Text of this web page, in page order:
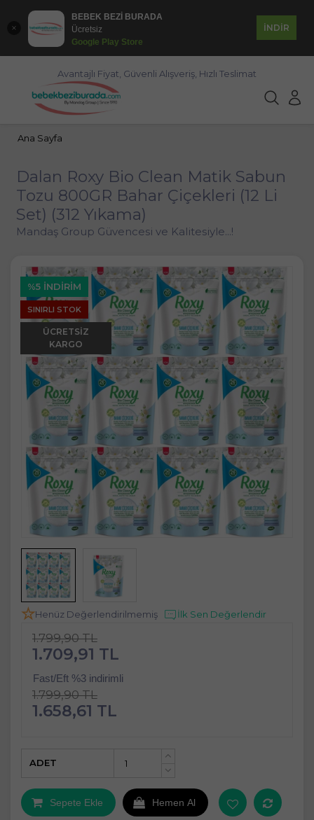
BEBEK BEZİ BURADA
Ücretsiz
Google Play Store
İNDİR
Avantajlı Fiyat, Güvenli Alışveriş, Hızlı Teslimat
Ana Sayfa
Dalan Roxy Bio Clean Matik Sabun
Tozu 800GR Bahar Çiçekleri (12 Li
Set) (312 Yıkama)
Mandaş Group Güvencesi ve Kalitesiyle...!
%5 İNDIRIM
SINIRLI STOK
ÜCRETSIZ
KARGO
Henüz Değerlendirilmemiş İlk Sen Değerlendir
1.799,90 TL
1.709,91 TL
Fast/Eft %3 indirimli
1.799,90 TL
1.658,61 TL
+
ADET
Sepete Ekle Hemen Al